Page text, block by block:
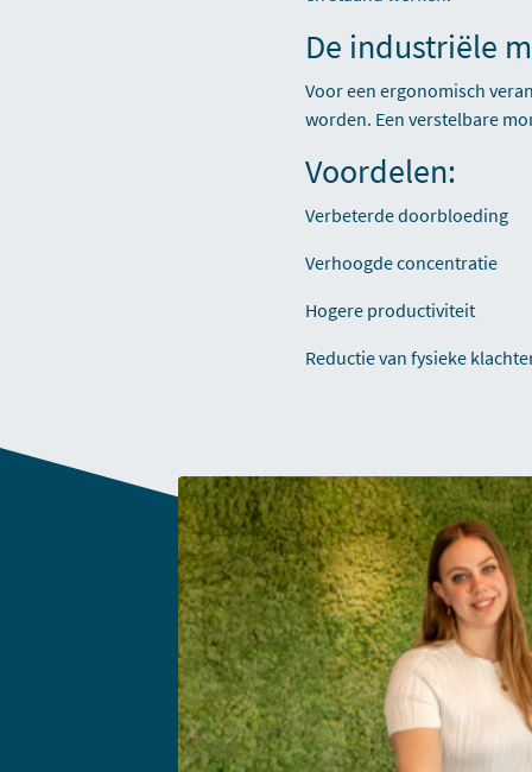
De industriële
Voor een ergonomisch
worden. Een verstelbare
Voordelen:
Verbeterde doorbloeding
Verhoogde concentratie
Hogere productiviteit
Reductie van fysieke